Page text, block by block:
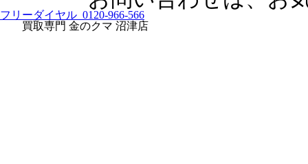
フリーダイヤル 0120-966-566
買取専門 金のクマ 沼津店